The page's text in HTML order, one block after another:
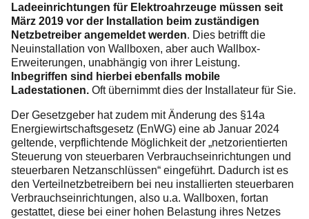
Ladeeinrichtungen für Elektroahrzeuge müssen seit
März 2019 vor der Installation beim zuständigen
Netzbetreiber angemeldet werden. Dies betrifft die
Neuinstallation von Wallboxen, aber auch Wallbox-
Erweiterungen, unabhängig von ihrer Leistung.
Inbegriffen sind hierbei ebenfalls mobile
Ladestationen. Oft übernimmt dies der Installateur für Sie.
Der Gesetzgeber hat zudem mit Änderung des §14a
Energiewirtschaftsgesetz (EnWG) eine ab Januar 2024
geltende, verpflichtende Möglichkeit der „netzorientierten
Steuerung von steuerbaren Verbrauchseinrichtungen und
steuerbaren Netzanschlüssen“ eingeführt. Dadurch ist es
den Verteilnetzbetreibern bei neu installierten steuerbaren
Verbrauchseinrichtungen, also u.a. Wallboxen, fortan
gestattet, diese bei einer hohen Belastung ihres Netzes